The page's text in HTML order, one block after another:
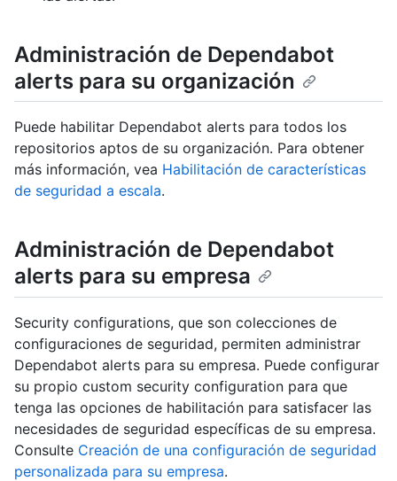
Administración de Dependabot
alerts para su organización
Puede habilitar Dependabot alerts para todos los
repositorios aptos de su organización. Para obtener
más información, vea Habilitación de características
de seguridad a escala.
Administración de Dependabot
alerts para su empresa
Security configurations, que son colecciones de
configuraciones de seguridad, permiten administrar
Dependabot alerts para su empresa. Puede configurar
su propio custom security configuration para que
tenga las opciones de habilitación para satisfacer las
necesidades de seguridad específicas de su empresa.
Consulte Creación de una configuración de seguridad
personalizada para su empresa.